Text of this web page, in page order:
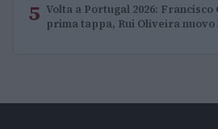
5 Volta a Portugal 2026: Francisco
prima tappa, Rui Oliveira